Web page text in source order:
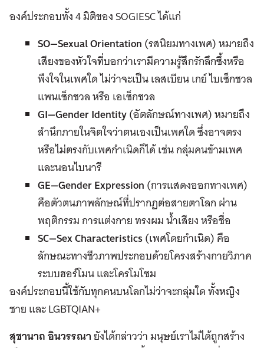
องค์ประกอบทั้ง 4 มิติของ SOGIESC ได้แก่
SO—Sexual Orientation(รสนิยมทางเพศ) หมายถึง
เสียงของหัวใจที่บอกว่าเรามีความรู้สึกรักลึกซึ้งหรือ
พึงใจในเพศใด ไม่ว่าจะเป็น เลสเบียน เกย์ ไบเซ็กชวล
แพนเซ็กชวล หรือ เอเซ็กชวล
GI—Gender Identity(อัตลักษณ์ทางเพศ) หมายถึง
สำนึกภายในจิตใจว่าตนเองเป็นเพศใด ซึ่งอาจตรง
หรือไม่ตรงกับเพศกำเนิดก็ได้ เช่น กลุ่มคนข้ามเพศ
และนอนไบนารี
GE—Gender Expression(การแสดงออกทางเพศ)
คือตัวตนภาพลักษณ์ที่ปรากฏต่อสายตาโลก ผ่าน
พฤติกรรม การแต่งกาย ทรงผม น้ำเสียง หรือชื่อ
SC—Sex Characteristics(เพศโดยกำเนิด) คือ
ลักษณะทางชีวภาพประกอบด้วยโครงสร้างกายวิภาค
ระบบฮอร์โมน และโครโมโซม
องค์ประกอบนี้ใช้กับทุกคนบนโลกไม่ว่าจะกลุ่มใด ทั้งหญิง
ชาย และ LGBTQIAN+
สุชานาถ อินวรรณายังได้กล่าวว่า มนุษย์เราไม่ได้ถูกสร้าง